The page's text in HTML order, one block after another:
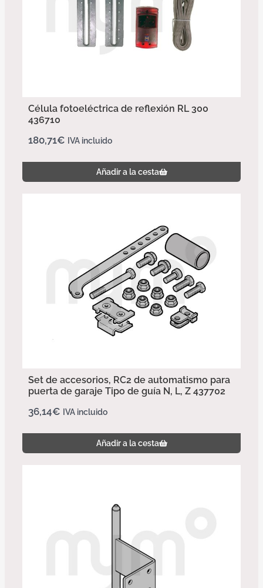
Célula fotoeléctrica de reflexión RL 300
436710
180,71€ IVA incluido
Añadir a la cesta
Set de accesorios, RC2 de automatismo para
puerta de garaje Tipo de guía N, L, Z 437702
36,14€ IVA incluido
Añadir a la cesta